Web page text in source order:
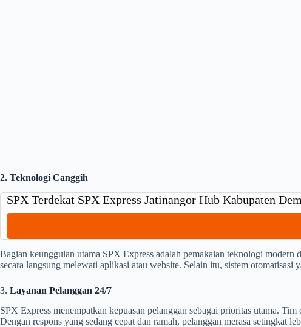
2. Teknologi Canggih
SPX Terdekat SPX Express Jatinangor Hub Kabupaten
Bagian keunggulan utama SPX Express adalah pemakaian teknologi
secara langsung melewati aplikasi atau website. Selain itu, sistem
3. Layanan Pelanggan 24/7
SPX Express menempatkan kepuasan pelanggan sebagai prioritas utama.
Dengan respons yang sedang cepat dan ramah, pelanggan merasa setingkat